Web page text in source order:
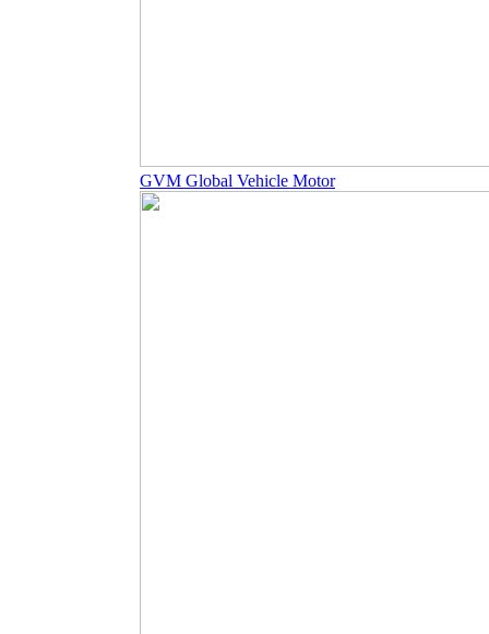
GVM Global Vehicle Motor